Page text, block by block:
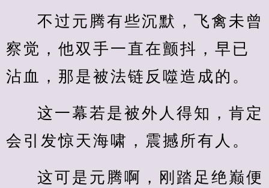
不过元腾有些沉默，飞禽未曾
察觉，他双手一直在颤抖，早已
沾血，那是被法链反噬造成的。
这一幕若是被外人得知，肯定
会引发惊天海啸，震撼所有人。
这可是元腾啊，刚踏足绝巅便